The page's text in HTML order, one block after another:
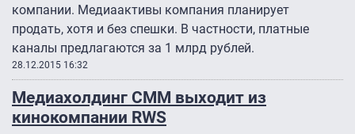
компании. Медиаактивы компания планирует
продать, хотя и без спешки. В частности, платные
каналы предлагаются за 1 млрд рублей.
28.12.2015 16:32
Медиахолдинг СММ выходит из
кинокомпании RWS